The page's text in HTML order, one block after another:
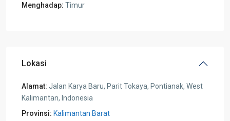
Menghadap: Timur
Lokasi
Alamat: Jalan Karya Baru, Parit Tokaya, Pontianak, West
Kalimantan, Indonesia
Provinsi: Kalimantan Barat